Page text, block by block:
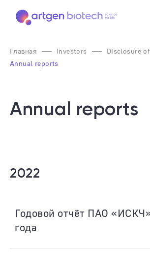
Главная Investors
Disclosure
Annual reports
Annual reports
2022
Годовой отчёт ПАО
года